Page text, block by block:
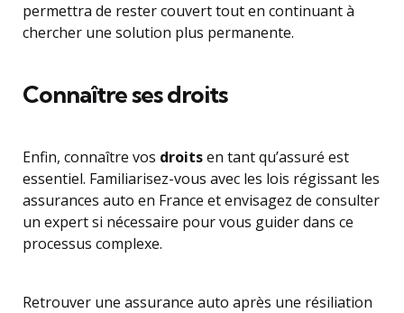
permettra de rester couvert tout en continuant à
chercher une solution plus permanente.
Connaître ses droits
Enfin, connaître vos droitsen tant qu’assuré est
essentiel. Familiarisez-vous avec les lois régissant les
assurances auto en France et envisagez de consulter
un expert si nécessaire pour vous guider dans ce
processus complexe.
Retrouver une assurance auto après une résiliation